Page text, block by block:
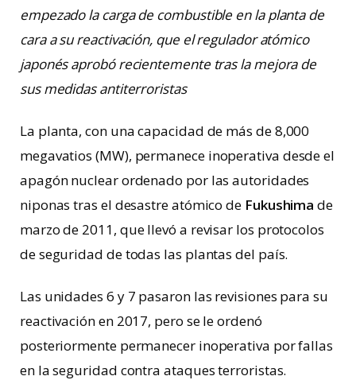
empezado la carga de combustible en la planta de
cara a su reactivación, que el regulador atómico
japonés aprobó recientemente tras la mejora de
sus medidas antiterroristas
La planta, con una capacidad de más de 8,000
megavatios (MW), permanece inoperativa desde el
apagón nuclear ordenado por las autoridades
niponas tras el desastre atómico de Fukushima de
marzo de 2011, que llevó a revisar los protocolos
de seguridad de todas las plantas del país.
Las unidades 6 y 7 pasaron las revisiones para su
reactivación en 2017, pero se le ordenó
posteriormente permanecer inoperativa por fallas
en la seguridad contra ataques terroristas.